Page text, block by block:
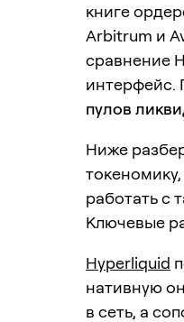
книге
Arbitrum и
сравнение
интерфейс.
пулов
Ниже
работать с
Ключевые
Hyperliquid
нативную
в сеть, а